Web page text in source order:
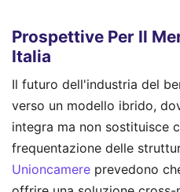
Prospettive Per Il
Italia
Il futuro dell'industria del
verso un modello ibrido,
integra ma non sostituisce
frequentazione delle
Unioncamere prevedono